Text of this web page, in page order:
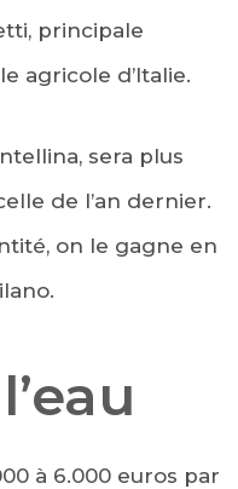
principale
agricole d’Italie.
sera plus
de l’an dernier.
on le gagne en
à 6.000 euros par